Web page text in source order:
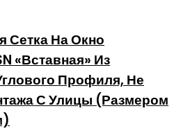
Сетка На Окно
«Вставная» Из
Профиля, Не
С Улицы (Размером